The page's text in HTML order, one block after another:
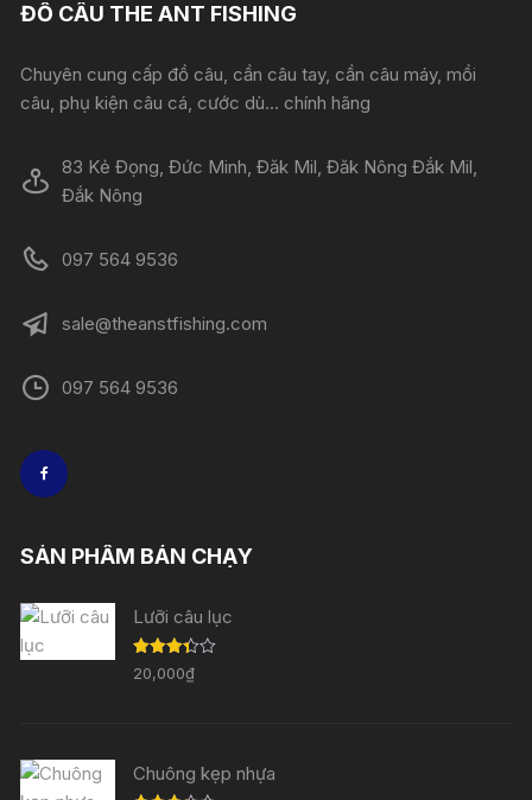
ĐỒ CÂU THE ANT FISHING
Chuyên cung cấp đồ câu, cần câu tay, cần câu máy, mồi
câu, phụ kiện câu cá, cước dù... chính hãng
83 Kẻ Đọng, Đức Minh, Đăk Mil, Đăk Nông Đắk Mil,
Đắk Nông
097 564 9536
sale@theanstfishing.com
097 564 9536
SẢN PHẨM BÁN CHẠY
Lưỡi câu lục
Được
xếp
20,000₫
Chuông kẹp nhựa